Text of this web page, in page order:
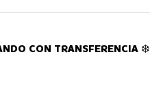
CON TRANSFERENCIA ❄️